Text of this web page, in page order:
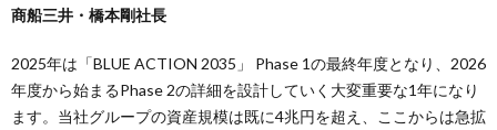
商船三井・橋本剛社長
2025年は「BLUE ACTION 2035」 Phase 1の最終年度となり、2026
年度から始まるPhase 2の詳細を設計していく大変重要な1年になり
ます。当社グループの資産規模は既に4兆円を超え、ここからは急拡